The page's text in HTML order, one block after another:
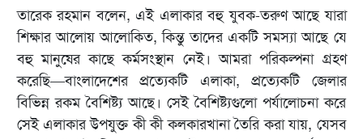
তারেক রহমান বলেন, এই এলাকার বহু যুবক-তরুণ আছে যারা
শিক্ষার আলোয় আলোকিত, কিন্তু তাদের একটি সমস্যা আছে যে
বহু মানুষের কাছে কর্মসংস্থান নেই। আমরা পরিকল্পনা গ্রহণ
করেছি—বাংলাদেশের প্রত্যেকটি এলাকা, প্রত্যেকটি জেলার
বিভিন্ন রকম বৈশিষ্ট্য আছে। সেই বৈশিষ্ট্যগুলো পর্যালোচনা করে
সেই এলাকার উপযুক্ত কী কী কলকারখানা তৈরি করা যায়, যেসব